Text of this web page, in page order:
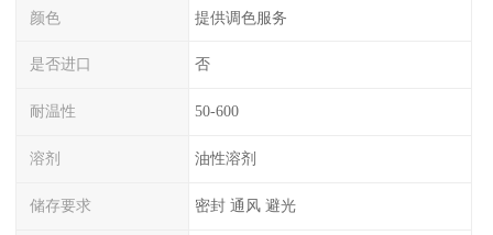
颜色 提供调色服务
是否进口 否
耐温性 50-600
溶剂 油性溶剂
储存要求 密封 通风 避光